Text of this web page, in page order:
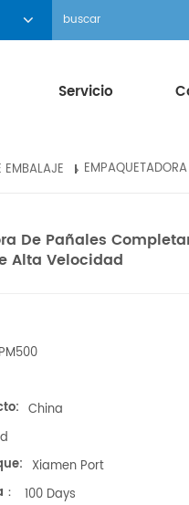
Servicio
De Pañales
Alta Velocidad
China
Xiamen Port
100 Days